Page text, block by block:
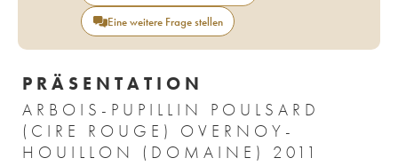
Eine weitere Frage stellen
PRÄSENTATION
ARBOIS-PUPILLIN POULSARD
(CIRE ROUGE) OVERNOY-
HOUILLON (DOMAINE) 2011